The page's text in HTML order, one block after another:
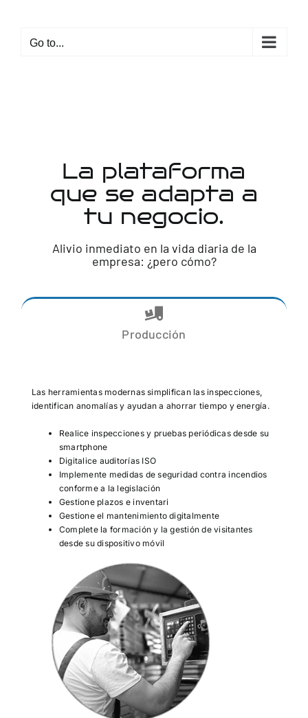
contentGo to...
La plataforma
que se adapta a
tu negocio.
Alivio inmediato en la vida diaria de la
empresa: ¿pero cómo?
Producción
Las herramientas modernas simplifican las inspecciones,
identifican anomalías y ayudan a ahorrar tiempo y energía.
Realice inspecciones y pruebas periódicas desde su
smartphone
Digitalice auditorías ISO
Implemente medidas de seguridad contra incendios
conforme a la legislación
Gestione plazos e inventari
Gestione el mantenimiento digitalmente
Complete la formación y la gestión de visitantes
desde su dispositivo móvil